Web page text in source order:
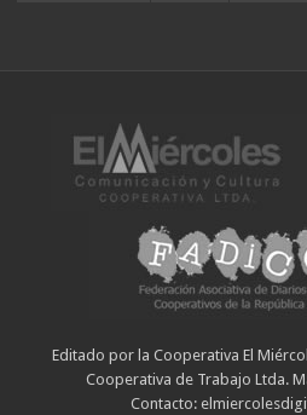
Editado por la Cooperativa El
Cooperativa de Trabajo Ltda.
Contacto: